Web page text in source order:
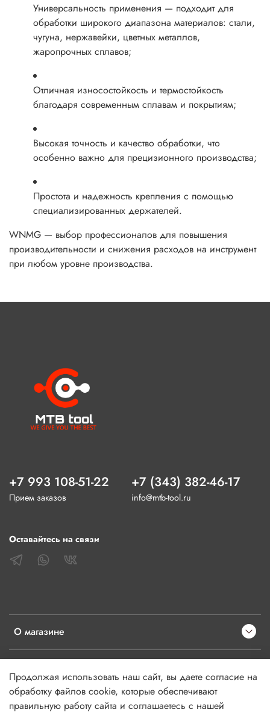
Универсальность применения — подходит для
обработки широкого диапазона материалов: стали,
чугуна, нержавейки, цветных металлов,
жаропрочных сплавов;
Отличная износостойкость и термостойкость
благодаря современным сплавам и покрытиям;
Высокая точность и качество обработки, что
особенно важно для прецизионного производства;
Простота и надежность крепления с помощью
специализированных держателей.
WNMG — выбор профессионалов для повышения
производительности и снижения расходов на инструмент
при любом уровне производства.
О магазине
Информация
+7 993 108-51-22
Прием заказов
+7 (343) 382-46-17
info@mtb-tool.ru
Оставайтесь на связи
Продолжая использовать наш сайт, вы даете согласие на
обработку файлов cookie, которые обеспечивают
правильную работу сайта и соглашаетесь с нашей